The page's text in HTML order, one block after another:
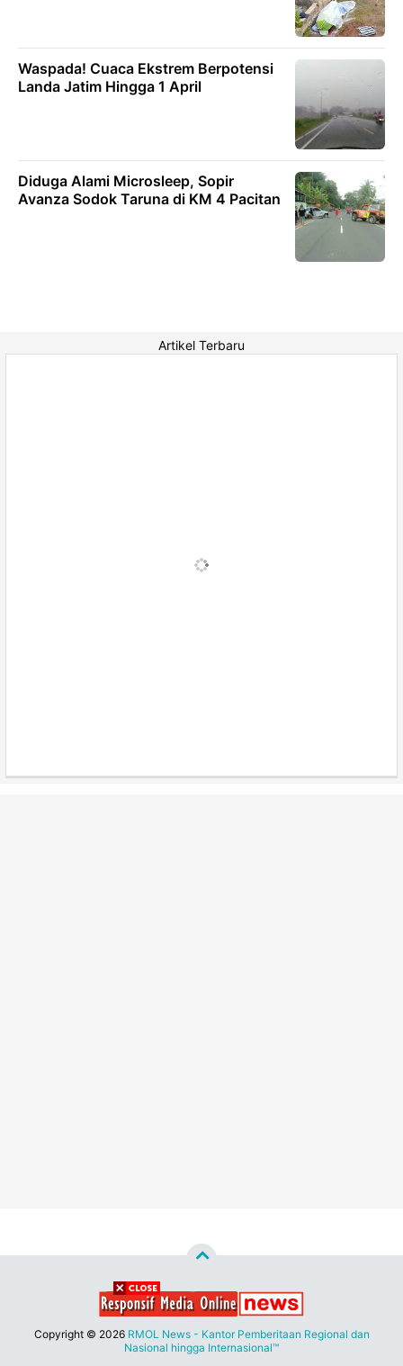
Waspada! Cuaca Ekstrem Berpotensi
Landa Jatim Hingga 1 April
Diduga Alami Microsleep, Sopir
Avanza Sodok Taruna di KM 4 Pacitan
Artikel Terbaru
Copyright © 2026 RMOL News - Kantor Pemberitaan Regional dan
Nasional hingga Internasional™